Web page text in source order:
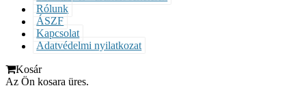
Rólunk
ÁSZF
Kapcsolat
Adatvédelmi nyilatkozat
Kosár
Az Ön kosara üres.